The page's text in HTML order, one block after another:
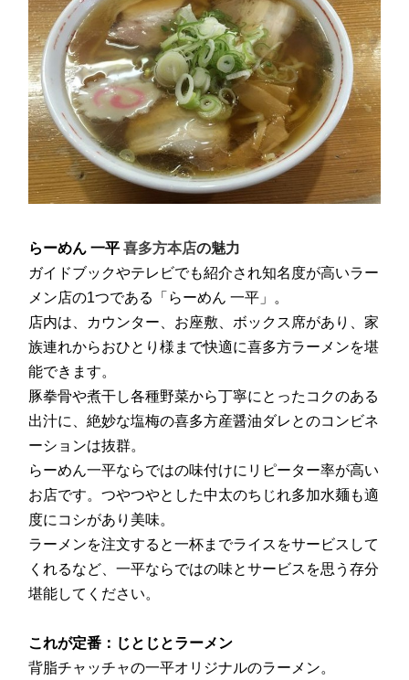
らーめん 一平 喜多方本店の魅力
ガイドブックやテレビでも紹介され知名度が高いラー
メン店の1つである「らーめん 一平」。
店内は、カウンター、お座敷、ボックス席があり、家
族連れからおひとり様まで快適に喜多方ラーメンを堪
能できます。
豚拳骨や煮干し各種野菜から丁寧にとったコクのある
出汁に、絶妙な塩梅の喜多方産醤油ダレとのコンビネ
ーションは抜群。
らーめん一平ならではの味付けにリピーター率が高い
お店です。つやつやとした中太のちじれ多加水麺も適
度にコシがあり美味。
ラーメンを注文すると一杯までライスをサービスして
くれるなど、一平ならではの味とサービスを思う存分
堪能してください。
これが定番：じとじとラーメン
背脂チャッチャの一平オリジナルのラーメン。